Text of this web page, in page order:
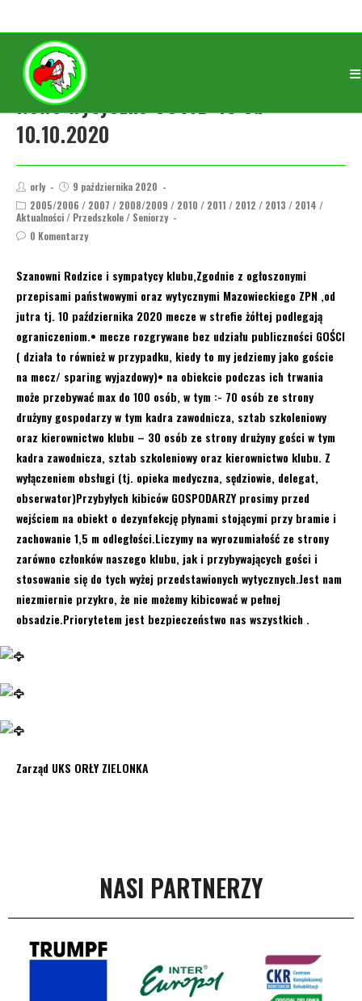
Nowe wytyczne COVID-19 od
10.10.2020
orly
9 października 2020
2005/2006 / 2007 / 2008/2009 / 2010 / 2011 / 2012 / 2013 / 2014 /
Aktualności / Przedszkole / Seniorzy
0 Komentarzy
Szanowni Rodzice i sympatycy klubu,Zgodnie z ogłoszonymi
przepisami państwowymi oraz wytycznymi Mazowieckiego ZPN ,od
jutra tj. 10 października 2020 mecze w strefie żółtej podlegają
ograniczeniom.• mecze rozgrywane bez udziału publiczności GOŚCI
( działa to również w przypadku, kiedy to my jedziemy jako goście
na mecz/ sparing wyjazdowy)• na obiekcie podczas ich trwania
może przebywać max do 100 osób, w tym :- 70 osób ze strony
drużyny gospodarzy w tym kadra zawodnicza, sztab szkoleniowy
oraz kierownictwo klubu – 30 osób ze strony drużyny gości w tym
kadra zawodnicza, sztab szkoleniowy oraz kierownictwo klubu. Z
wyłączeniem obsługi (tj. opieka medyczna, sędziowie, delegat,
obserwator)Przybyłych kibiców GOSPODARZY prosimy przed
wejściem na obiekt o dezynfekcję płynami stojącymi przy bramie i
zachowanie 1,5 m odległości.Liczymy na wyrozumiałość ze strony
zarówno członków naszego klubu, jak i przybywających gości i
stosowanie się do tych wyżej przedstawionych wytycznych.Jest nam
niezmiernie przykro, że nie możemy kibicować w pełnej
obsadzie.Priorytetem jest bezpieczeństwo nas wszystkich .
Zarząd UKS ORŁY ZIELONKA
NASI PARTNERZY